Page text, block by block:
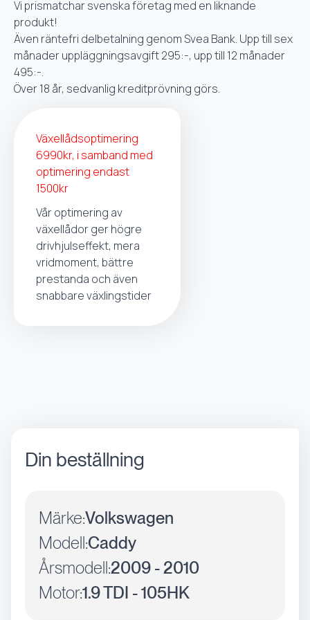
Vi prismatchar svenska företag med en liknande
produkt!
Även räntefri delbetalning genom Svea Bank. Upp till sex
månader uppläggningsavgift 295:-, upp till 12 månader
495:-.
Över 18 år, sedvanlig kreditprövning görs.
Växellådsoptimering
6990kr, i samband med
optimering endast
1500kr
Vår optimering av
växellådor ger högre
drivhjulseffekt, mera
vridmoment, bättre
prestanda och även
snabbare växlingstider
Din beställning
Märke:Volkswagen
Modell:Caddy
Årsmodell:2009 - 2010
Motor:1.9 TDI - 105HK